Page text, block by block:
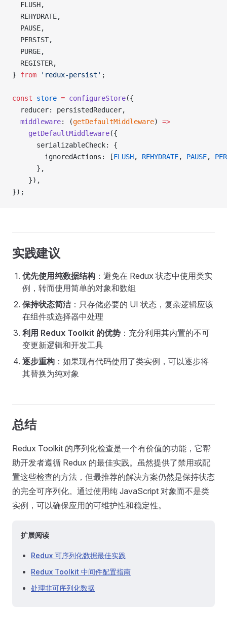
  FLUSH,
  REHYDRATE,
  PAUSE,
  PERSIST,
  PURGE,
  REGISTER,
} from 'redux-persist' ;
const store = configureStore({
  reducer: persistedReducer,
  middleware
: (getDefaultMiddleware) =>
    getDefaultMiddleware
({
      serializableCheck: {
        ignoredActions: [
FLUSH, REHYDRATE, PAUSE,
      },
    }),
});
实践建议
优先使用纯数据结构 ：避免在 Redux 状态中使用类实
例，转而使用简单的对象和数组
保持状态简洁：只存储必要的 UI 状态，复杂逻辑应该
在组件或选择器中处理
利用 Redux Toolkit 的优势 ：充分利用其内置的不可
变更新逻辑和开发工具
逐步重构 ：如果现有代码使用了类实例，可以逐步将
其替换为纯对象
总结
Redux Toolkit 的序列化检查是一个有价值的功能，它帮
助开发者遵循 Redux 的最佳实践。虽然提供了禁用或配
置这些检查的方法，但最推荐的解决方案仍然是保持状态
的完全可序列化。通过使用纯 JavaScript 对象而不是类
实例，可以确保应用的可维护性和稳定性。
扩展阅读
Redux 可序列化数据最佳实践
Redux Toolkit 中间件配置指南
处理非可序列化数据